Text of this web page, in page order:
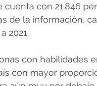
cuenta con 21.846
de la información,
2021.
con habilidades
con mayor